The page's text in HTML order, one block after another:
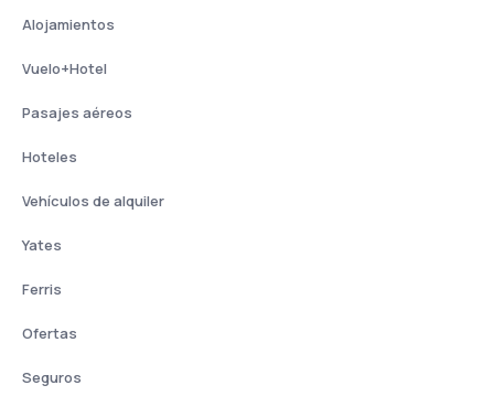
Alojamientos
Vuelo+Hotel
Pasajes aéreos
Hoteles
Vehículos de alquiler
Yates
Ferris
Ofertas
Seguros